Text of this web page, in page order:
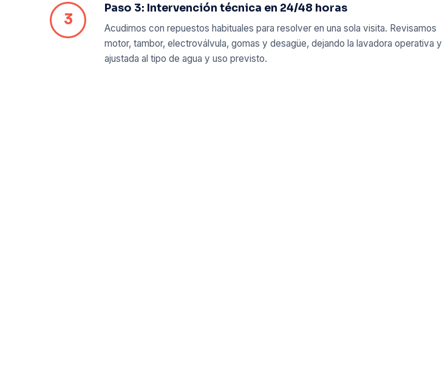
Paso 3: Intervención técnica en 24/48 horas
Acudimos con repuestos habituales para resolver en una sola visita. Revisamos
motor, tambor, electroválvula, gomas y desagüe, dejando la lavadora operativa y
ajustada al tipo de agua y uso previsto.